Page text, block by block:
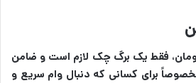
۱۵۰ میلیون تومان، فقط یک برگ چک لازم است و ضامن
برای کسانی که دنبال وام سریع و